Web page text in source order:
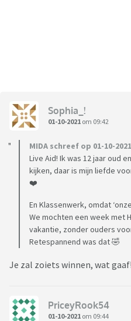
Sophia_!
01-10-2021 om 09:42
MIDA schreef op 01-10-
Live Aid! Ik was 12 jaar oud
kijken, daar is mijn liefde
❤️
En Klassenwerk, omdat
We mochten een week met
vakantie, zonder ouders
Retespannend was dat 🤣
Je zal zoiets winnen, wat
PriceyRook54
01-10-2021 om 09:44